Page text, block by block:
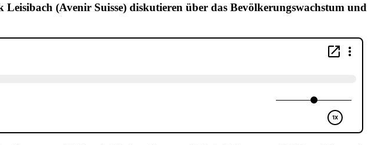
(Avenir Suisse) diskutieren über das Bevölkerungswachstum und